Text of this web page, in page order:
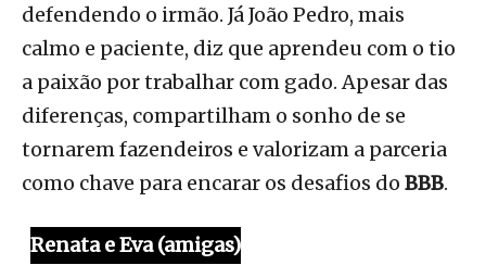
defendendo o irmão. Já João Pedro, mais
calmo e paciente, diz que aprendeu com o tio
a paixão por trabalhar com gado. Apesar das
diferenças, compartilham o sonho de se
tornarem fazendeiros e valorizam a parceria
como chave para encarar os desafios do BBB.
Renata e Eva (amigas)